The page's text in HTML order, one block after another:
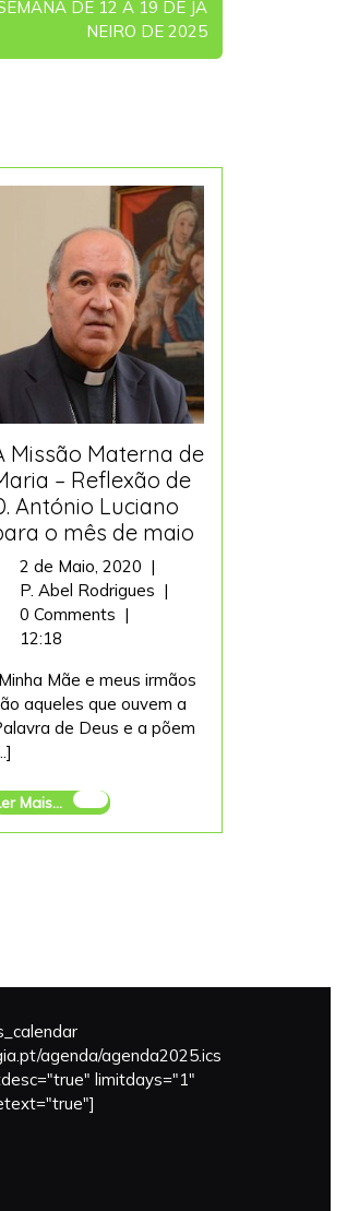
DE 12 A 19 DE JA
NEIRO DE 2025
Missão Materna de
– Reflexão de
António Luciano
o mês de maio
2 de Maio, 2020 2
de
|
P. Abel Rodrigues A
Maria
–
Reflexão
Luciano
|
0 Comments |
12:18
Mãe e meus irmãos
aqueles que ouvem a
de Deus e a põem
Mais... Ler
agenda/agenda2025.ics
limitdays="1"